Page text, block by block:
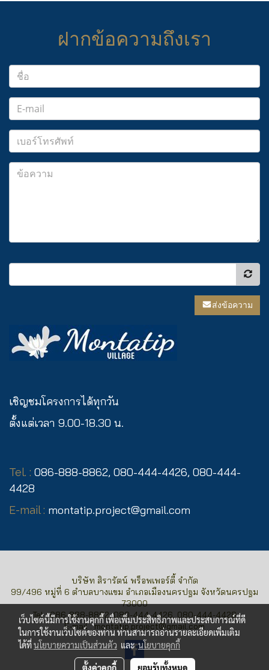
ฝากข้อความถึงเรา
ส่งข้อความ
เชิญชมโครงการได้ทุกวัน
ตั้งแต่เวลา 9.00-18.30 น.
Tel. : 086-888-8862, 080-444-4426, 080-444-
4428
E-mail : montatip.project@gmail.com
บริษัท สิรารัตน์ พร็อพเพอร์ตี้ จำกัด
99/496 หมู่ที่ 6 ตำบลบางแขม อำเภอเมืองนครปฐม จังหวัดนครปฐม
73000
Tel : 086-888-8862, 080-444-4426, 080-444-4428
E-mail :montatip.project@gmail.com
เว็บไซต์นี้มีการใช้งานคุกกี้ เพื่อเพิ่มประสิทธิภาพและประสบการณ์ที่ดี
ในการใช้งานเว็บไซต์ของท่าน ท่านสามารถอ่านรายละเอียดเพิ่มเติม
ได้ที่นโยบายความเป็นส่วนตัว และนโยบายคุกกี้
ตั้งค่าคุกกี้ ยอมรับทั้งหมด